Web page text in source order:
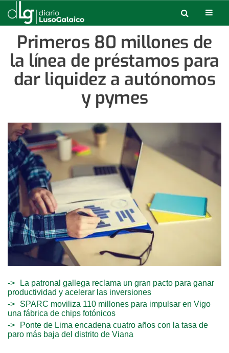
Primeros 80 millones de
la línea de préstamos para
dar liquidez a autónomos
y pymes
La patronal gallega reclama un gran pacto para ganar
productividad y acelerar las inversiones
SPARC moviliza 110 millones para impulsar en Vigo
una fábrica de chips fotónicos
Ponte de Lima encadena cuatro años con la tasa de
paro más baja del distrito de Viana